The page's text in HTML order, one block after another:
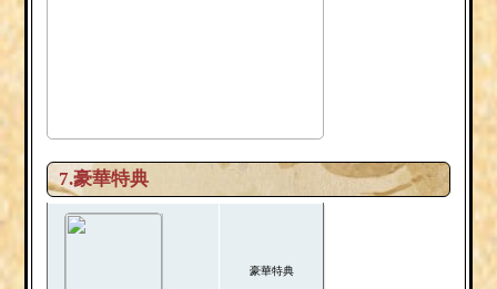
7.豪華特典
豪華特典